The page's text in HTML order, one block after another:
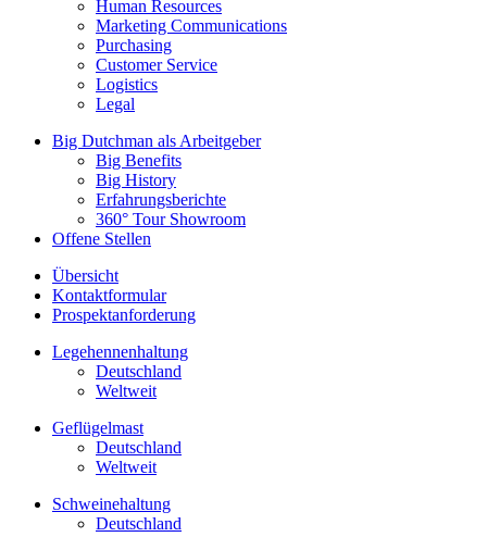
Human Resources
Marketing Communications
Purchasing
Customer Service
Logistics
Legal
Big Dutchman als Arbeitgeber
Big Benefits
Big History
Erfahrungsberichte
360° Tour Showroom
Offene Stellen
Übersicht
Kontaktformular
Prospektanforderung
Legehennenhaltung
Deutschland
Weltweit
Geflügelmast
Deutschland
Weltweit
Schweinehaltung
Deutschland